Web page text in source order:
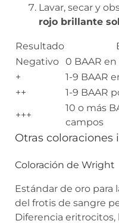
Lavar, secar y
rojo brillante
Resultado
Negativo 0 BAAR
+
1-9 BAAR
++
1-9 BAAR
+++
10 o más
campos
Otras
Coloración de Wright
Estándar de oro para
del frotis de sangre
Diferencia